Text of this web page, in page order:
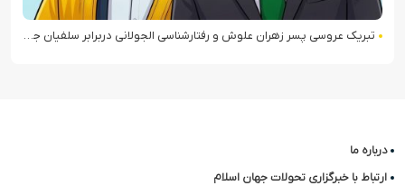
الجولانی دربرابر سلفیان جهادی عبدالقادر الطحان در رأس سازمان اطلاعات
درباره ما
ارتباط با خبرگزاری تحولات جهان اسلام